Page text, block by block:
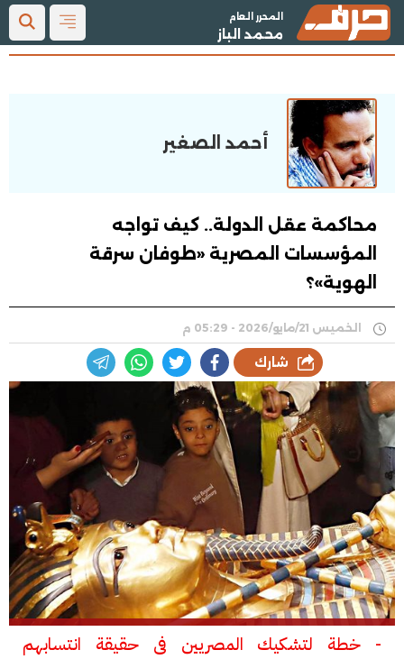
المحرر العام
محمد الباز
أحمد الصغير
محاكمة عقل الدولة.. كيف تواجه
المؤسسات المصرية «طوفان سرقة
الهوية»؟
الخميس 21/مايو/2026 - 05:29 م
شارك
- خطة لتشكيك المصريين فى حقيقة انتسابهم